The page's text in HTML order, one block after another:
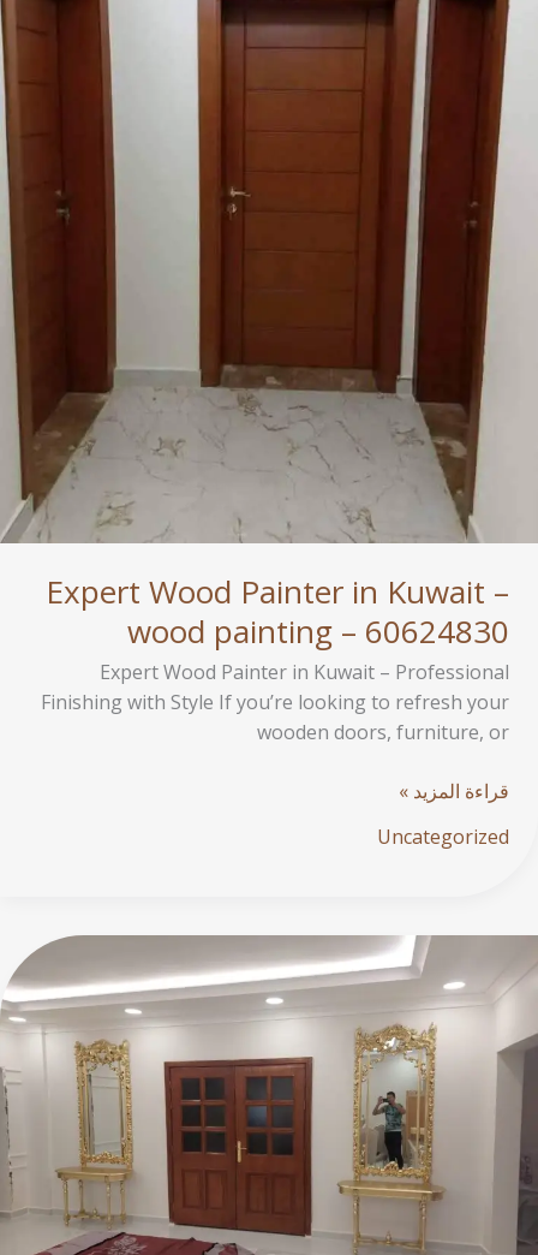
Expert Wood Painter in Kuwait –
wood painting – 60624830
Expert Wood Painter in Kuwait – Professional
Finishing with Style If you’re looking to refresh your
wooden doors, furniture, or
wood
painting
60624830
قراءة المزيد »
Uncategorized
صباغ
اخشاب
بالكويت